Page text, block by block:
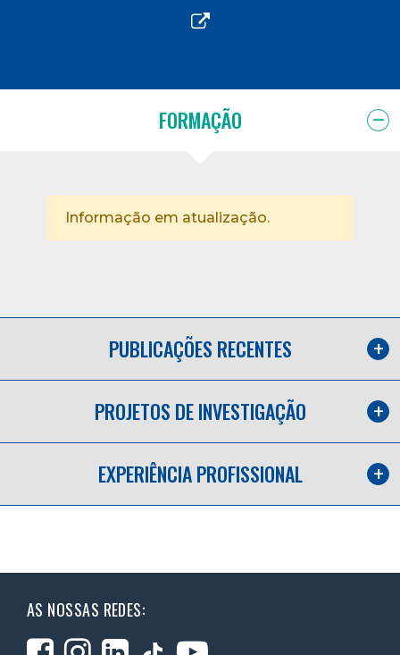
FORMAÇÃO
Informação em atualização.
PUBLICAÇÕES RECENTES
PROJETOS DE INVESTIGAÇÃO
EXPERIÊNCIA PROFISSIONAL
AS NOSSAS REDES: